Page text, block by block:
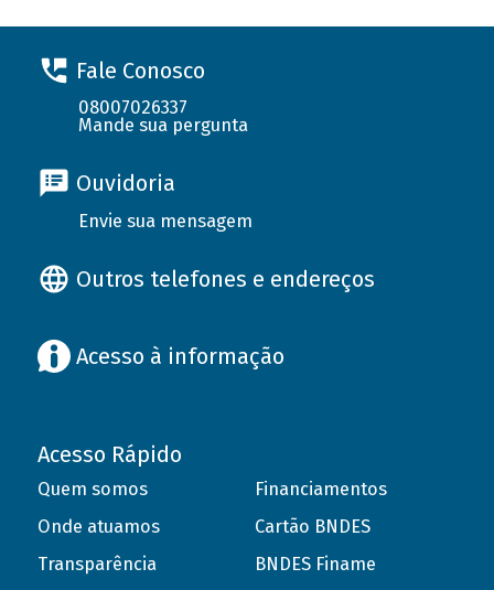
Fale Conosco
08007026337
Mande sua pergunta
Ouvidoria
Envie sua mensagem
Outros telefones e endereços
Acesso à informação
Acesso Rápido
Quem somos
Onde atuamos
Transparência
Financiamentos
Cartão BNDES
BNDES Finame